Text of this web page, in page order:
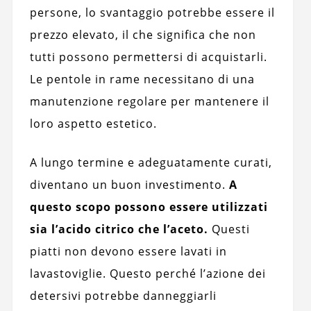
persone, lo svantaggio potrebbe essere il
prezzo elevato, il che significa che non
tutti possono permettersi di acquistarli.
Le pentole in rame necessitano di una
manutenzione regolare per mantenere il
loro aspetto estetico.
A lungo termine e adeguatamente curati,
diventano un buon investimento. A
questo scopo possono essere utilizzati
sia l’acido citrico che l’aceto. Questi
piatti non devono essere lavati in
lavastoviglie. Questo perché l’azione dei
detersivi potrebbe danneggiarli